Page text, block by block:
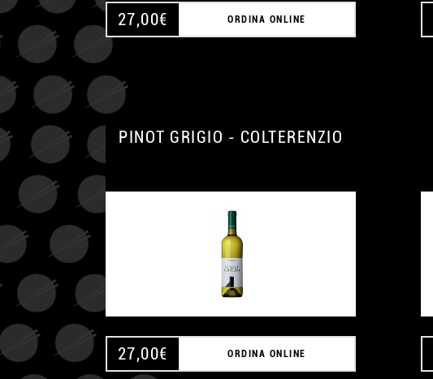
27,00€ ORDINA ONLINE
PINOT GRIGIO - COLTERENZIO
27,00€ ORDINA ONLINE